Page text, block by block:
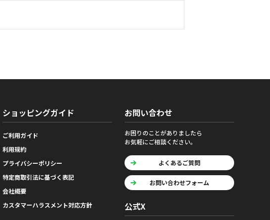
ショッピングガイド
ご利用ガイド
利用規約
プライバシーポリシー
特定商取引法に基づく表記
会社概要
カスタマーハラスメント対応方針
お問い合わせ
お困りのことがありましたら
お気軽にご相談ください。
よくあるご質問
お問い合わせフォーム
公式X